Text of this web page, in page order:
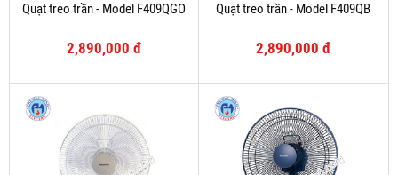
Quạt treo trần - Model F409QGO
2,890,000 đ
Quạt treo trần - Model F409QB
2,890,000 đ